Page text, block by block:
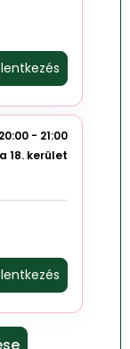
20:00 - 21:00
18. kerület